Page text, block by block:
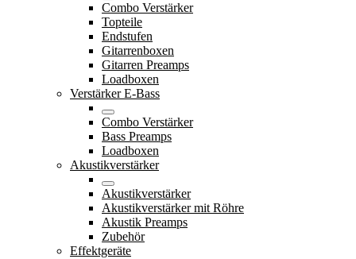
Combo Verstärker
Topteile
Endstufen
Gitarrenboxen
Gitarren Preamps
Loadboxen
Verstärker E-Bass
Combo Verstärker
Bass Preamps
Loadboxen
Akustikverstärker
Akustikverstärker
Akustikverstärker mit Röhre
Akustik Preamps
Zubehör
Effektgeräte